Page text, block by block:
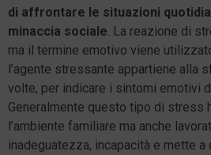
di affrontare le situazioni
minaccia sociale . La reazione di
ma il termine emotivo viene
l’agente stressante appartiene alla
volte, per indicare i sintomi emotivi
Generalmente questo tipo di stress
l’ambiente familiare ma anche
inadeguatezza, incapacità e mette a